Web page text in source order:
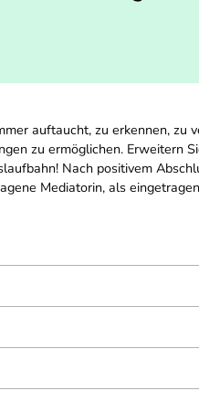
auftaucht, zu erkennen, zu
zu ermöglichen. Erweitern
Nach positivem
Mediatorin, als